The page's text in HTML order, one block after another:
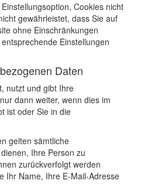
Cookies nicht
gewährleistet, dass Sie auf
ohne Einschränkungen
Einstellungen
Daten
nutzt und gibt Ihre
dann weiter, wenn dies im
ist oder Sie in die
gelten sämtliche
Ihre Person zu
zurückverfolgt werden
Ihr Name, Ihre E-Mail-Adresse